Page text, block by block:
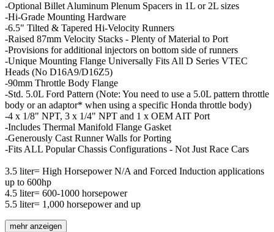
-Optional Billet Aluminum Plenum Spacers in 1L or 2L sizes
-Hi-Grade Mounting Hardware
-6.5" Tilted & Tapered Hi-Velocity Runners
-Raised 87mm Velocity Stacks - Plenty of Material to Port
-Provisions for additional injectors on bottom side of runners
-Unique Mounting Flange Universally Fits All D Series VTEC
Heads (No D16A9/D16Z5)
-90mm Throttle Body Flange
-Std. 5.0L Ford Pattern (Note: You need to use a 5.0L pattern throttle
body or an adaptor* when using a specific Honda throttle body)
-4 x 1/8" NPT, 3 x 1/4" NPT and 1 x OEM AIT Port
-Includes Thermal Manifold Flange Gasket
-Generously Cast Runner Walls for Porting
-Fits ALL Popular Chassis Configurations - Not Just Race Cars
3.5 liter= High Horsepower N/A and Forced Induction applications
up to 600hp
4.5 liter= 600-1000 horsepower
5.5 liter= 1,000 horsepower and up
mehr anzeigen